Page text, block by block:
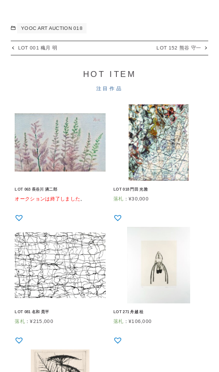
YOOC ART AUCTION 018
LOT 001 穐月 明 LOT 152 熊谷 守一
HOT ITEM
注目作品
LOT 063 長谷川 潾二郎
オークションは終了しました
LOT 018 門田 光雅
落札 ： ¥30,000
LOT 081 名和 晃平
落札 ：¥215,000
LOT 271 舟越 桂
落札 ： ¥106,000